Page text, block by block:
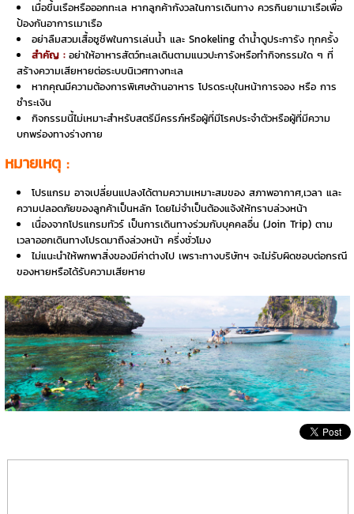
เมื่อขึ้นเรือหรือออกทะเล หากลูกค้ากังวลในการเดินทาง ควรกินยาเมาเรือเพื่อ
ป้องกันอาการเมาเรือ
อย่าลืมสวมเสื้อชูชีพในการเล่นน้ำ และ Snokeling ดำน้ำดูประการัง ทุกครั้ง
สำคัญ : อย่าให้อาหารสัตว์ทะเลเดินตามแนวปะการังหรือทำกิจกรรมใด ๆ ที่
สร้างความเสียหายต่อระบบนิเวศทางทะเล
หากคุณมีความต้องการพิเศษด้านอาหาร โปรดระบุในหน้าการจอง หรือ การ
ชำระเงิน
กิจกรรมนี้ไม่เหมาะสำหรับสตรีมีครรภ์หรือผู้ที่มีโรคประจำตัวหรือผู้ที่มีความ
บกพร่องทางร่างกาย
หมายเหตุ :
โปรแกรม อาจเปลี่ยนแปลงได้ตามความเหมาะสมของ สภาพอากาศ,เวลา และ
ความปลอดภัยของลูกค้าเป็นหลัก โดยไม่จำเป็นต้องแจ้งให้ทราบล่วงหน้า
เนื่องจากโปรแกรมทัวร์ เป็นการเดินทางร่วมกับบุคคลอื่น (Join Trip) ตาม
เวลาออกเดินทางโปรดมาถึงล่วงหน้า ครึ่งชั่วโมง
ไม่แนะนำให้พกพาสิ่งของมีค่าต่างไป เพราะทางบริษัทฯ จะไม่รับผิดชอบต่อกรณี
ของหายหรือได้รับความเสียหาย